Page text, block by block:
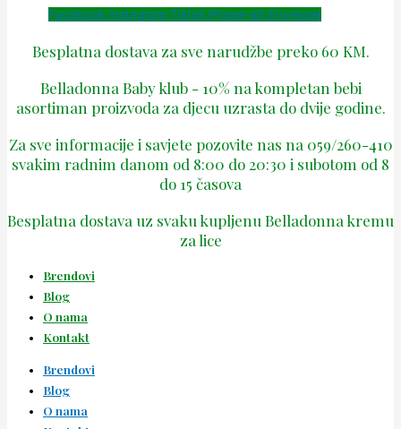
Facebook Instagram Tiktok Phone-alt Envelope
Besplatna dostava za sve narudžbe preko 60 KM.
Belladonna Baby klub - 10% na kompletan bebi
asortiman proizvoda za djecu uzrasta do dvije godine.
Za sve informacije i savjete pozovite nas na 059/260-410
svakim radnim danom od 8:00 do 20:30 i subotom od 8
do 15 časova
Besplatna dostava uz svaku kupljenu Belladonna kremu
za lice
Brendovi
Blog
O nama
Kontakt
Brendovi
Blog
O nama